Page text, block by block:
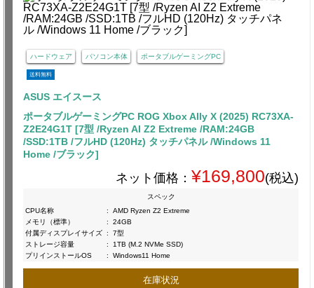
ハードウェア パソコン本体 ポータブルゲーミングPC
送料無料
ASUS エイスース
ポータブルゲーミングPC ROG Xbox Ally X (2025) RC73XA-
Z2E24G1T [7型 /Ryzen AI Z2 Extreme /RAM:24GB
/SSD:1TB /フルHD (120Hz) タッチパネル /Windows 11
Home /ブラック]
ネット価格： ¥169,800(税込)
スペック
CPU名称
:
AMD Ryzen Z2 Extreme
メモリ（標準）
:
24GB
付属ディスプレイサイズ :
7型
ストレージ容量
:
1TB (M.2 NVMe SSD)
プリインストールOS
: Windows11 Home
在庫状況